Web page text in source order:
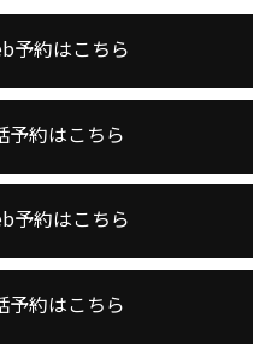
予約はこちら
予約はこちら
予約はこちら
予約はこちら